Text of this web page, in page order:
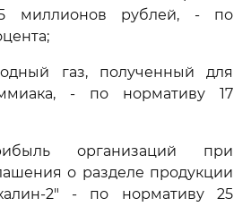
миллионов рублей, - по
газ, полученный для
- по нормативу 17
организаций при
о разделе продукции
2" - по нормативу 25